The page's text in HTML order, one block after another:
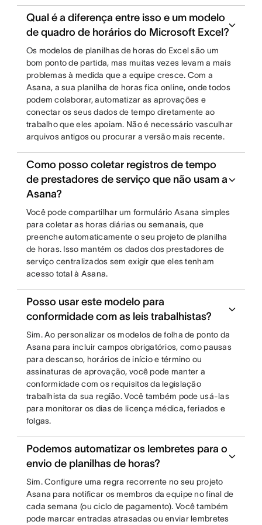
Qual é a diferença entre isso e um modelo
de quadro de horários do Microsoft Excel?
Os modelos de planilhas de horas do Excel são um
bom ponto de partida, mas muitas vezes levam a mais
problemas à medida que a equipe cresce. Com a
Asana, a sua planilha de horas fica online, onde todos
podem colaborar, automatizar as aprovações e
conectar os seus dados de tempo diretamente ao
trabalho que eles apoiam. Não é necessário vasculhar
arquivos antigos ou procurar a versão mais recente.
Como posso coletar registros de tempo
de prestadores de serviço que não usam a
Asana?
Você pode compartilhar um formulário Asana simples
para coletar as horas diárias ou semanais, que
preenche automaticamente o seu projeto de planilha
de horas. Isso mantém os dados dos prestadores de
serviço centralizados sem exigir que eles tenham
acesso total à Asana.
Posso usar este modelo para
conformidade com as leis trabalhistas?
Sim. Ao personalizar os modelos de folha de ponto da
Asana para incluir campos obrigatórios, como pausas
para descanso, horários de início e término ou
assinaturas de aprovação, você pode manter a
conformidade com os requisitos da legislação
trabalhista da sua região. Você também pode usá-las
para monitorar os dias de licença médica, feriados e
folgas.
Podemos automatizar os lembretes para o
envio de planilhas de horas?
Sim. Configure uma regra recorrente no seu projeto
Asana para notificar os membros da equipe no final de
cada semana (ou ciclo de pagamento). Você também
pode marcar entradas atrasadas ou enviar lembretes